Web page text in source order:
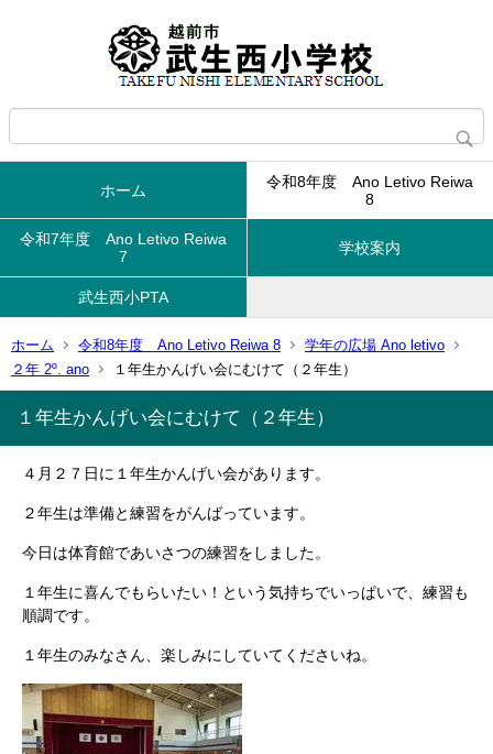
ホーム
令和8年度 Ano Letivo Reiwa
8
令和7年度 Ano Letivo Reiwa
7
学校案内
武生西小PTA
ホーム 令和8年度 Ano Letivo Reiwa 8
学年の広場 Ano letivo
２年 2º. ano
１年生かんげい会にむけて（２年生）
１年生かんげい会にむけて（２年生）
４月２７日に１年生かんげい会があります。
２年生は準備と練習をがんばっています。
今日は体育館であいさつの練習をしました。
１年生に喜んでもらいたい！という気持ちでいっぱいで、練習も
順調です。
１年生のみなさん、楽しみにしていてくださいね。